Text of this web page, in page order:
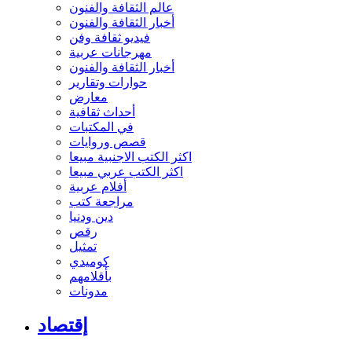
عالم الثقافة والفنون
أخبار الثقافة والفنون
فيديو ثقافة وفن
مهرجانات عربية
أخبار الثقافة والفنون
حوارات وتقارير
معارض
أحداث ثقافية
في المكتبات
قصص وروايات
اكثر الكتب الاجنبية مبيعا
اكثر الكتب عربي مبيعا
أفلام عربية
مراجعة كتب
دين ودنيا
رقص
تمثيل
كوميدي
بأقلامهم
مدونات
إقتصاد